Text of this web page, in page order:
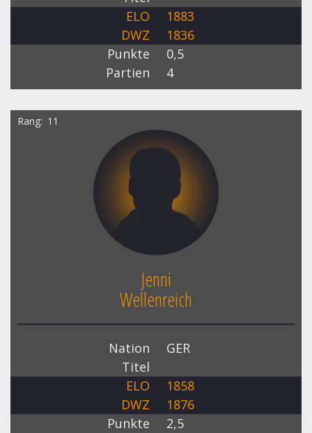
ELO
1883
DWZ
1836
Punkte
0,5
Partien
4
Rang 11
Jenni
Wellenreich
Nation
GER
Titel
ELO
1858
DWZ
1876
Punkte
2,5